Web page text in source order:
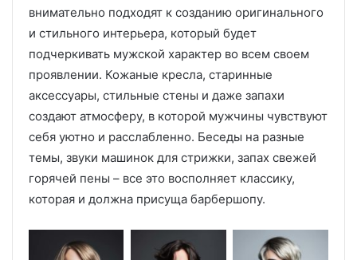
внимательно подходят к созданию оригинального
и стильного интерьера, который будет
подчеркивать мужской характер во всем своем
проявлении. Кожаные кресла, старинные
аксессуары, стильные стены и даже запахи
создают атмосферу, в которой мужчины чувствуют
себя уютно и расслабленно. Беседы на разные
темы, звуки машинок для стрижки, запах свежей
горячей пены – все это восполняет классику,
которая и должна присуща барбершопу.